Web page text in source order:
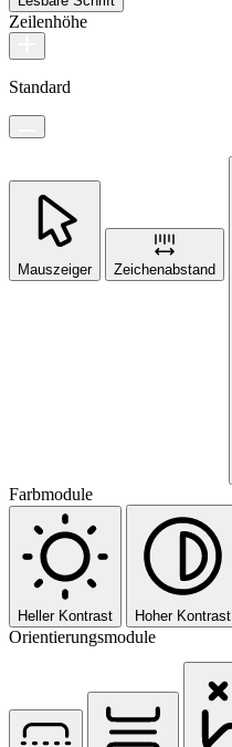
Zeilenhöhe
Standard
Mauszeiger Zeichenabstand
Farbmodule
Heller Kontrast Hoher Kontrast
Orientierungsmodule